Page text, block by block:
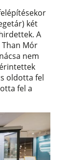
két
A
Mór
nem
oldotta fel
fel a